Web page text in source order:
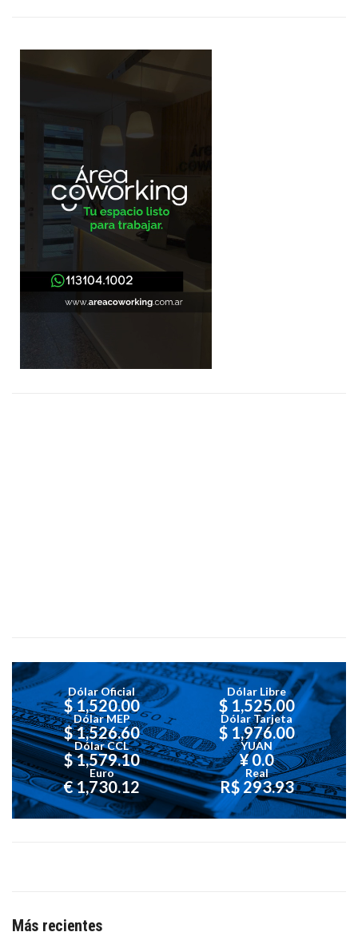
Dólar Oficial
$ 1,520.00
Dólar Libre
$ 1,525.00
Dólar MEP
$ 1,526.60
Dólar Tarjeta
$ 1,976.00
Dólar CCL
$ 1,579.10
YUAN
¥ 0.0
Euro
€ 1,730.12
Real
R$ 293.93
Más recientes